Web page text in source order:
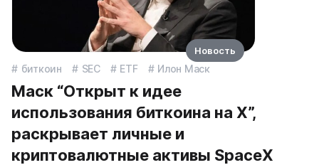
биткоин SEC ETF Илон Маск
Маск “Открыт к идее
использования биткоина на X”,
раскрывает личные и
криптовалютные активы SpaceX
Новость